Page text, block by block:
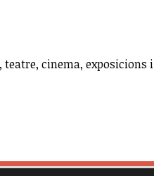
teatre, cinema,